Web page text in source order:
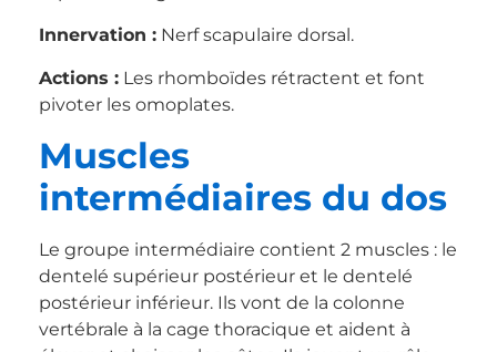
Innervation : Nerf scapulaire dorsal.
Actions : Les rhomboïdes rétractent et font
pivoter les omoplates.
Muscles
intermédiaires du dos
Le groupe intermédiaire contient 2 muscles : le
dentelé supérieur postérieur et le dentelé
postérieur inférieur. Ils vont de la colonne
vertébrale à la cage thoracique et aident à